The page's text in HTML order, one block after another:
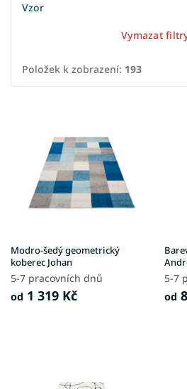
Vzor
Vymazat
Položek k zobrazení: 193
u
k
t
ů
Modro-šedý geometrický
koberec Johan
5-7 pracovních dnů
od 1 319 Kč
5-7
od